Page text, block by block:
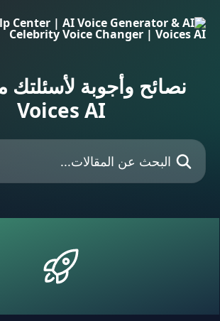
نصائح وأجوبة
Voices AI
البحث عن المقالات...